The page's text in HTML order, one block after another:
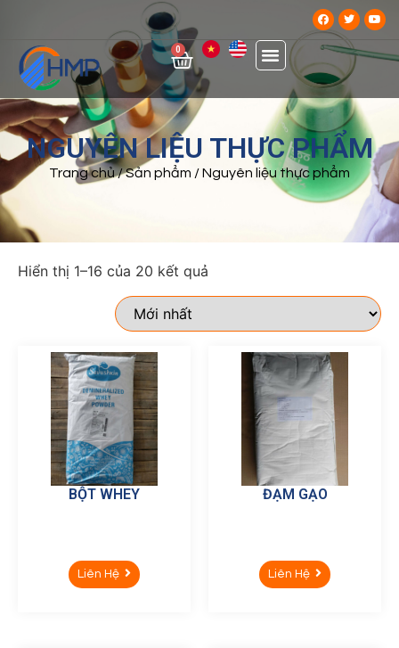
0
NGUYÊN LIỆU THỰC PHẨM
Trang chủ/Sản phẩm / Nguyên liệu thực phẩm
Hiển thị 1–16 của 20 kết quả
BỘT WHEY
Liên Hệ
ĐẠM GẠO
Liên Hệ